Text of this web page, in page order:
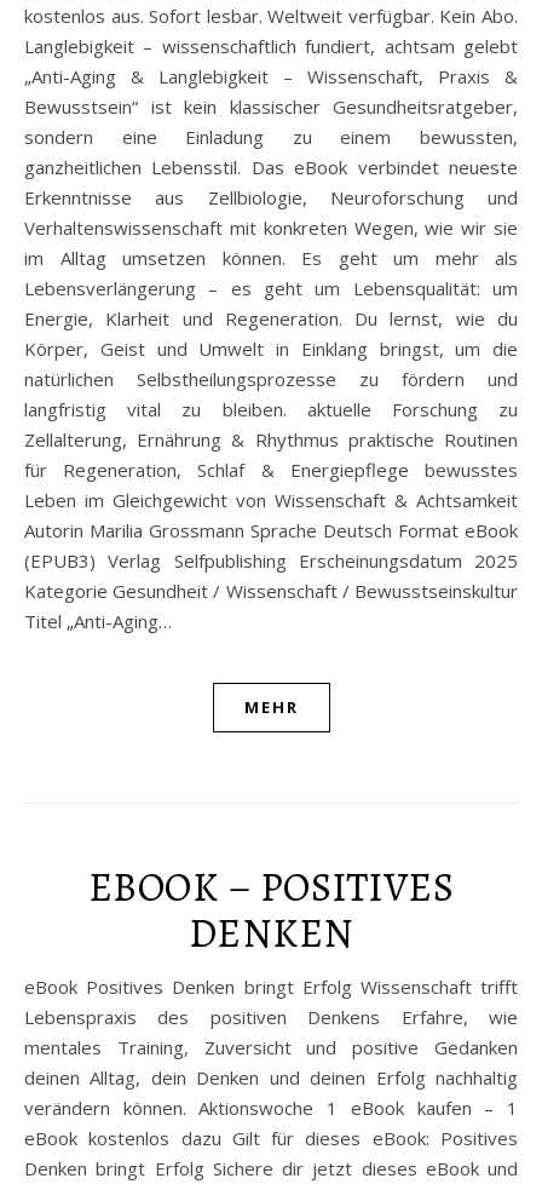
kostenlos aus. Sofort lesbar. Weltweit verfügbar. Kein Abo.
Langlebigkeit – wissenschaftlich fundiert, achtsam gelebt
„Anti-Aging & Langlebigkeit – Wissenschaft, Praxis &
Bewusstsein“ ist kein klassischer Gesundheitsratgeber,
sondern eine Einladung zu einem bewussten,
ganzheitlichen Lebensstil. Das eBook verbindet neueste
Erkenntnisse aus Zellbiologie, Neuroforschung und
Verhaltenswissenschaft mit konkreten Wegen, wie wir sie
im Alltag umsetzen können. Es geht um mehr als
Lebensverlängerung – es geht um Lebensqualität: um
Energie, Klarheit und Regeneration. Du lernst, wie du
Körper, Geist und Umwelt in Einklang bringst, um die
natürlichen Selbstheilungsprozesse zu fördern und
langfristig vital zu bleiben. aktuelle Forschung zu
Zellalterung, Ernährung & Rhythmus praktische Routinen
für Regeneration, Schlaf & Energiepflege bewusstes
Leben im Gleichgewicht von Wissenschaft & Achtsamkeit
Autorin Marilia Grossmann Sprache Deutsch Format eBook
(EPUB3) Verlag Selfpublishing Erscheinungsdatum 2025
Kategorie Gesundheit / Wissenschaft / Bewusstseinskultur
Titel „Anti-Aging…
MEHR
EBOOK – POSITIVES
DENKEN
eBook Positives Denken bringt Erfolg Wissenschaft trifft
Lebenspraxis des positiven Denkens Erfahre, wie
mentales Training, Zuversicht und positive Gedanken
deinen Alltag, dein Denken und deinen Erfolg nachhaltig
verändern können. Aktionswoche 1 eBook kaufen – 1
eBook kostenlos dazu Gilt für dieses eBook: Positives
Denken bringt Erfolg Sichere dir jetzt dieses eBook und